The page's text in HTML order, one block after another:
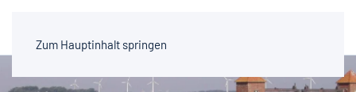
Zum Hauptinhalt springen